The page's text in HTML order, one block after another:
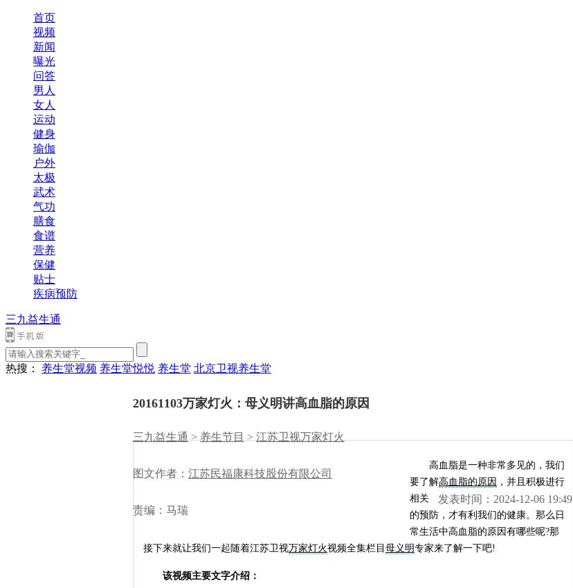
首页
视频
新闻
曝光
问答
男人
女人
运动
健身
瑜伽
户外
太极
武术
气功
膳食
食谱
营养
保健
贴士
疾病预防
三九益生通
热搜： 养生堂视频 养生堂悦悦 养生堂 北京卫视养生堂
20161103万家灯火：母义明讲高血脂的原因
三九益生通 > 养生节目 > 江苏卫视万家灯火
图文作者： 江苏民福康科技股份有限公司
责编：马瑞
发表时间：2024-12-06 19:49
高血脂是一种非常多见的，我们
要了解高血脂的原因 ，并且积极进行
相关
的预防，才有利我们的健康。那么日
常生活中高血脂的原因有哪些呢?那
接下来就让我们一起随着江苏卫视万家灯火视频全集栏目 母义明专家来了解一下吧!
该视频主要文字介绍：